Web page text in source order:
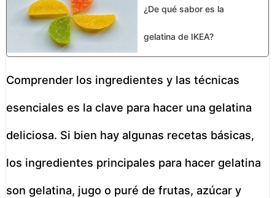
¿De qué sabor es la
gelatina de IKEA?
Comprender los ingredientes y las técnicas
esenciales es la clave para hacer una gelatina
deliciosa. Si bien hay algunas recetas básicas,
los ingredientes principales para hacer gelatina
son gelatina, jugo o puré de frutas, azúcar y